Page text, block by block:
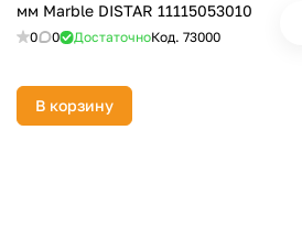
мм Marble DISTAR 11115053010
0 0 ДостаточноКод. 73000
В корзину